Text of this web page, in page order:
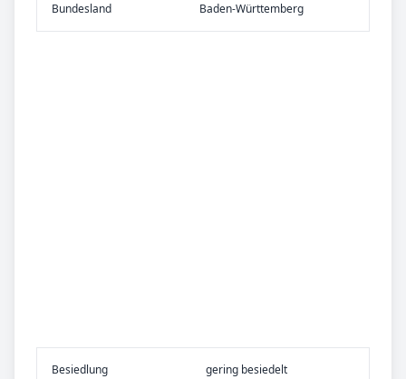
Bundes­land Baden-Württemberg
Be­sied­lung gering besiedelt